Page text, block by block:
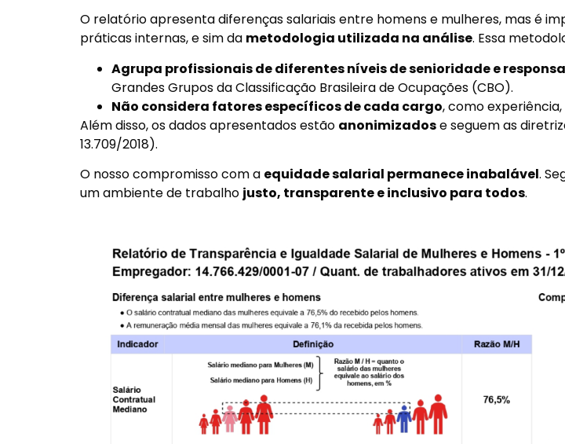
O relatório apresenta diferenças salariais entre homens e mulheres, mas é
práticas internas, e sim da metodologia utilizada na análise. Essa
Agrupa profissionais de diferentes níveis de senioridade e
Grandes Grupos da Classificação Brasileira de Ocupações (CBO).
Não considera fatores específicos de cada cargo, como
Além disso, os dados apresentados estão anonimizadose seguem as
13.709/2018).
O nosso compromisso com a equidade salarial permanece inabalável.
um ambiente de trabalho justo, transparente e inclusivo para todos.